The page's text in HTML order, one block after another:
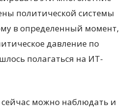
политической системы
в определенный момент,
давление по
полагаться на ИТ-
можно наблюдать и